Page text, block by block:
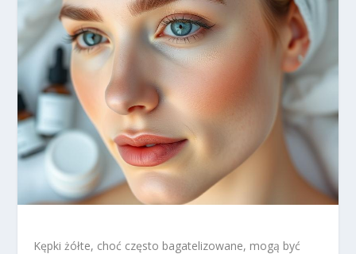
Kępki żółte, choć często bagatelizowane, mogą być